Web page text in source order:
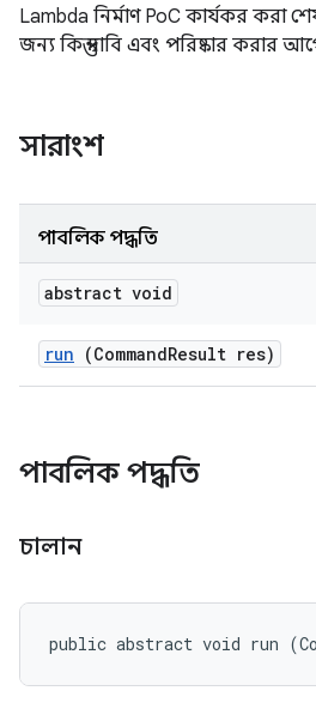
Lambda নির্মাণ PoC কার্যকর করা
জন্য কিন্তু দাবি এবং পরিষ্কার করার
সারাংশ
পাবলিক পদ্ধতি
abstract void
run (CommandResult res)
পাবলিক পদ্ধতি
চালান
public abstract void run